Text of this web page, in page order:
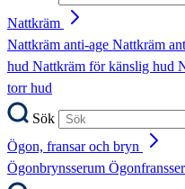
Nattkräm
Nattkräm anti-age Nattkräm
hud Nattkräm för känslig hud
torr hud
Sök
Ögon, fransar och bryn
Ögonbrynsserum